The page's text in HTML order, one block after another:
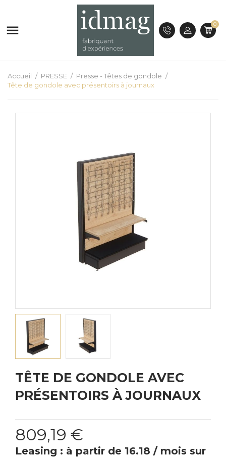
 0
Accueil PRESSE
Presse - Têtes de gondole
Tête de gondole avec présentoirs à journaux
TÊTE DE GONDOLE AVEC
PRÉSENTOIRS À JOURNAUX
809,19 €
Leasing : à partir de 16.18 / mois sur